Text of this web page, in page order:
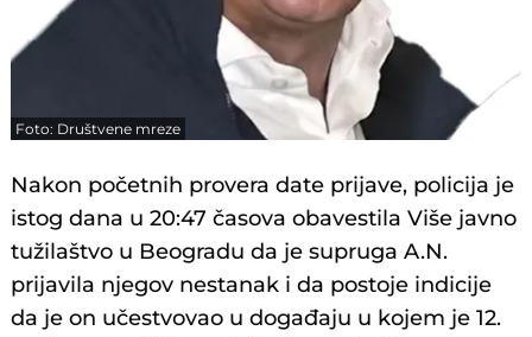
Foto: Društvene mreze
Nakon početnih provera date prijave, policija je
istog dana u 20:47 časova obavestila Više javno
tužilaštvo u Beogradu da je supruga A.N.
prijavila njegov nestanak i da postoje indicije
da je on učestvovao u događaju u kojem je 12.